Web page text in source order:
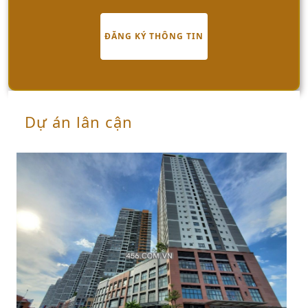
Sarica Sala tọa lạc tại Phường An Lợi Đông, một vị
Khu đô thị Sala, nay thuộc Phường An Khánh
vào An Khánh , Thành phố Hồ Chí Minh (trước đây
giữa sự yên bình của thiên nhiên và sự sôi động của
1. Nằm ngay trên trục đường Nguyễn Cơ Thạch và
Mai Chí Thọ, bạn dễ dàng di chuyển đến trung tâm
Quận 1 chỉ qua Hầm Thủ Thiêm hay cầu Ba Son (cầu
Thủ Thiêm 2).
2. Kết nối thuận tiện đến Quận 7 qua cầu Thủ Thiêm
ĐĂNG KÝ THÔNG TIN
Dự án lân cận